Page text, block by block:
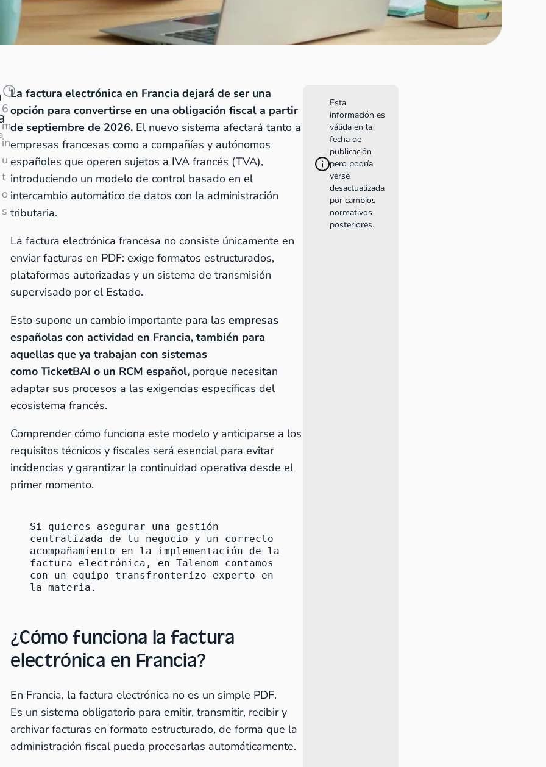
6
m
in
u
t
o
s
La factura electrónica en Francia dejará de ser una
opción para convertirse en una obligación fiscal a partir
de septiembre de 2026. El nuevo sistema afectará tanto a
empresas francesas como a compañías y autónomos
españoles que operen sujetos a IVA francés (TVA),
introduciendo un modelo de control basado en el
intercambio automático de datos con la administración
tributaria.
La factura electrónica francesa no consiste únicamente en
enviar facturas en PDF: exige formatos estructurados,
plataformas autorizadas y un sistema de transmisión
supervisado por el Estado.
Esto supone un cambio importante para las empresas
españolas con actividad en Francia, también para
aquellas que ya trabajan con sistemas
como TicketBAI o un RCM español, porque necesitan
adaptar sus procesos a las exigencias específicas del
ecosistema francés.
Comprender cómo funciona este modelo y anticiparse a los
requisitos técnicos y fiscales será esencial para evitar
incidencias y garantizar la continuidad operativa desde el
primer momento.
Si quieres asegurar una gestión
centralizada de tu negocio y un correcto
acompañamiento en la implementación de la
factura electrónica, en Talenom contamos
con un equipo transfronterizo experto en
la materia .
¿Cómo funciona la factura
electrónica en Francia?
En Francia, la factura electrónica no es un simple PDF.
Es un sistema obligatorio para emitir, transmitir, recibir y
archivar facturas en formato estructurado, de forma que la
administración fiscal pueda procesarlas automáticamente.
Esta
información es
válida en la
fecha de
publicación
pero podría
verse
desactualizada
por cambios
normativos
posteriores.